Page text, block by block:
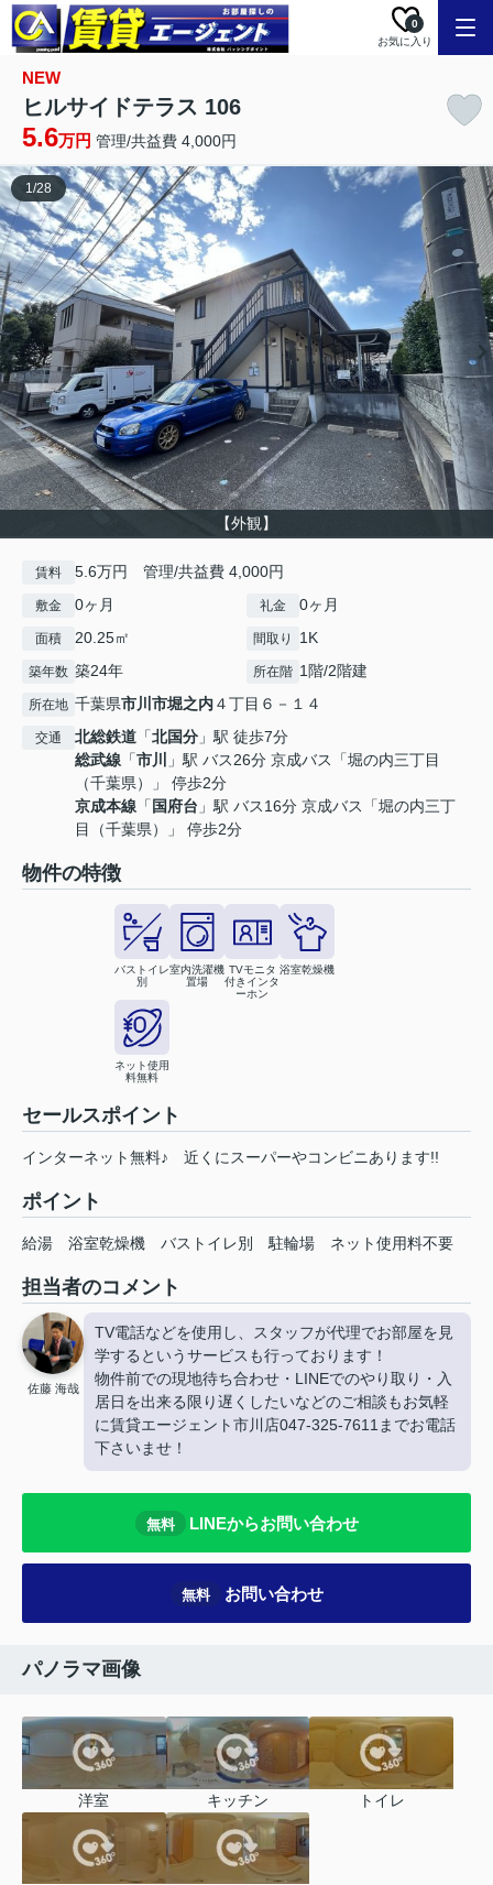
お気に入り
0
NEW
ヒルサイドテラス 106
5.6万円 管理/共益費 4,000円
【外観】
1/28
賃料 5.6万円 管理/共益費 4,000円
敷金 0ヶ月 礼金 0ヶ月
面積 20.25㎡ 間取り 1K
築年数 築24年 所在階 1階/2階建
所在地 千葉県市川市堀之内４丁目６－１４
交通 北総鉄道 「北国分 」駅 徒歩7分
総武線 「市川
」駅 バス26分 京成バス「堀の内三丁目
（千葉県）」 停歩2分
京成本線 「 国府台 」駅 バス16分 京成バス「堀の内三丁
目（千葉県）」 停歩2分
物件の特徴
バストイレ
別
室内洗濯機
置場
TVモニタ
付きインタ
ーホン
浴室乾燥機
ネット使用
料無料
セールスポイント
インターネット無料♪ 近くにスーパーやコンビニあります!!
ポイント
給湯 浴室乾燥機 バストイレ別 駐輪場 ネット使用料不要
担当者のコメント
佐藤 海哉
TV電話などを使用し、スタッフが代理でお部屋を見
学するというサービスも行っております！
物件前での現地待ち合わせ・LINEでのやり取り・入
居日を出来る限り遅くしたいなどのご相談もお気軽
に賃貸エージェント市川店047-325-7611までお電話
下さいませ！
無料 LINEからお問い合わせ
無料 お問い合わせ
パノラマ画像
洋室 キッチン トイレ